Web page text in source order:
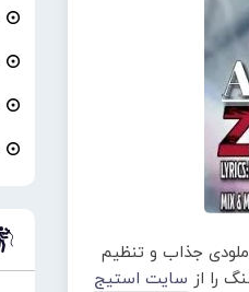
جذاب و تنظیم
را از سایت استیج